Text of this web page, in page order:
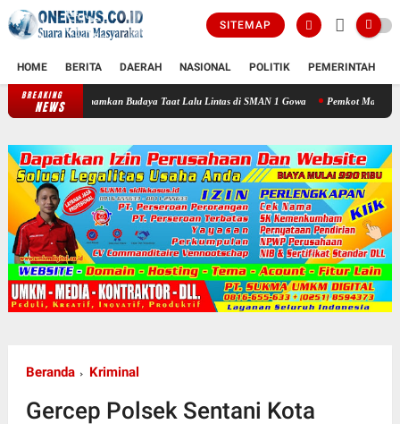
SITEMAP
HOME BERITA DAERAH NASIONAL POLITIK PEMERINTAH
BREAKING
NEWS
Tanamkan Budaya Taat Lalu Lintas di SMAN 1 Gowa Pemkot Makassar Komitmen
Beranda Kriminal
Gercep Polsek Sentani Kota